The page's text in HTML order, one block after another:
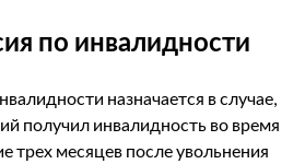
по инвалидности
назначается в случае,
получил инвалидность во время
трех месяцев после увольнения